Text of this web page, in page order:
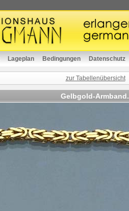
Lageplan Bedingungen Datenschutz
zur Tabellenübersicht
Gelbgold-Armband.